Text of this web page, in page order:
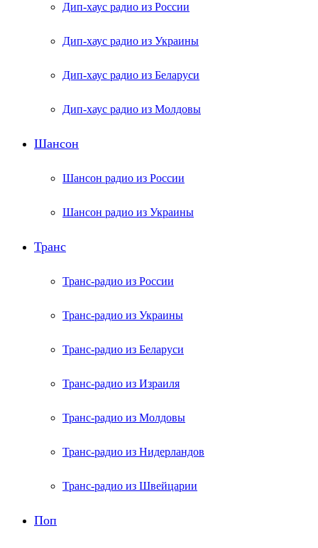
Дип-хаус радио из России
Дип-хаус радио из Украины
Дип-хаус радио из Беларуси
Дип-хаус радио из Молдовы
Шансон
Шансон радио из России
Шансон радио из Украины
Транс
Транс-радио из России
Транс-радио из Украины
Транс-радио из Беларуси
Транс-радио из Израиля
Транс-радио из Молдовы
Транс-радио из Нидерландов
Транс-радио из Швейцарии
Поп